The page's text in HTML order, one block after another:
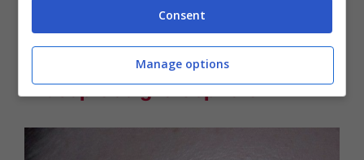
Kit sopracciglia Sephora
Consent
Manage options